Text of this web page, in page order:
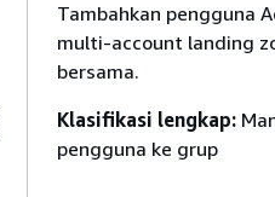
Tambahkan pengguna
multi-account landing
bersama.
Klasifikasi lengkap:
pengguna ke grup